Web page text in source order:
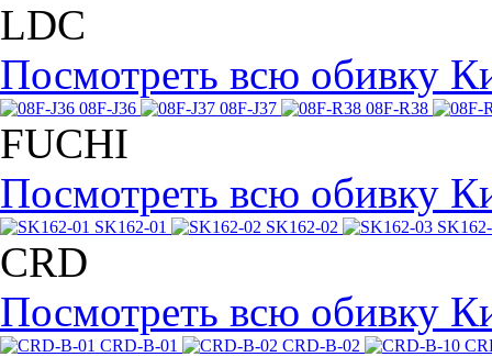
LDC
Посмотреть всю обивку
08F-J36 08F-J37 08F-R38
FUCHI
Посмотреть всю обивку
SK162-01 SK162-02
CRD
Посмотреть всю обивку
CRD-B-01 CRD-B-02